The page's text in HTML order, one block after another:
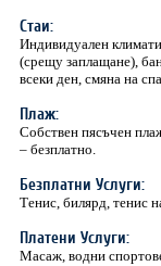
Стаи:
Индивидуален
(срещу заплащане),
всеки ден, смяна на
Плаж:
Собствен пясъчен
– безплатно.
Безплатни Услуги:
Тенис, билярд, тенис
Платени Услуги:
Mасаж, водни